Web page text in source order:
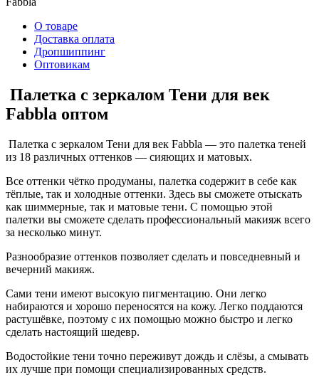
О товаре
Доставка оплата
Дропшиппинг
Оптовикам
Палетка с зеркалом Тени для век
Fabbla оптом
Палетка с зеркалом Тени для век Fabbla — это палетка теней
из 18 различных оттенков — сияющих и матовых.
Все оттенки чётко продуманы, палетка содержит в себе как
тёплые, так и холодные оттенки. Здесь вы сможете отыскать
как шиммерные, так и матовые тени. С помощью этой
палетки вы сможете сделать профессиональный макияж всего
за несколько минут.
Разнообразие оттенков позволяет сделать и повседневный и
вечерний макияж.
Сами тени имеют высокую пигментацию. Они легко
набираются и хорошо переносятся на кожу. Легко поддаются
растушёвке, поэтому с их помощью можно быстро и легко
сделать настоящий шедевр.
Водостойкие тени точно переживут дождь и слёзы, а смывать
их лучше при помощи специализированных средств.